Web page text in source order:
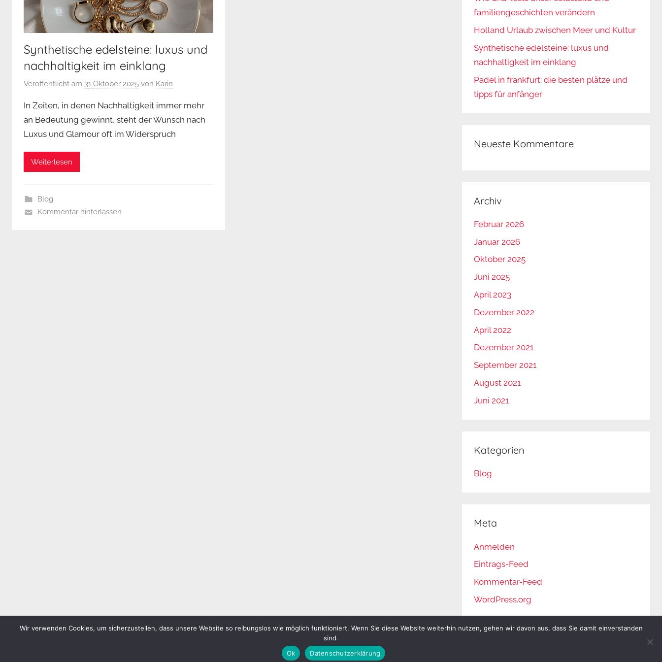
Synthetische edelsteine: luxus und
nachhaltigkeit im einklang
Veröffentlicht am 31 Oktober 2025 von Karin
In Zeiten, in denen Nachhaltigkeit immer mehr
an Bedeutung gewinnt, steht der Wunsch nach
Luxus und Glamour oft im Widerspruch
Weiterlesen
Blog
Kommentar hinterlassen
familiengeschichten verändern
Holland Urlaub zwischen Meer und Kultur
Synthetische edelsteine: luxus und
nachhaltigkeit im einklang
Padel in frankfurt: die besten plätze und
tipps für anfänger
Neueste Kommentare
Archiv
Februar 2026
Januar 2026
Oktober 2025
Juni 2025
April 2023
Dezember 2022
April 2022
Dezember 2021
September 2021
August 2021
Juni 2021
Kategorien
Blog
Meta
Anmelden
Eintrags-Feed
Kommentar-Feed
WordPress.org
Wir verwenden Cookies, um sicherzustellen, dass unsere Website so reibungslos wie möglich funktioniert. Wenn Sie diese Website weiterhin nutzen, gehen wir davon aus, dass Sie damit einverstanden
sind.
Ok
Datenschutzerklärung